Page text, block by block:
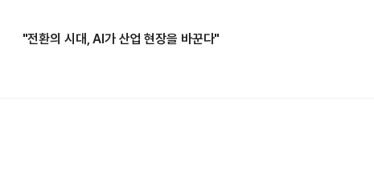
"전환의 시대, AI가 산업 현장을 바꾼다"